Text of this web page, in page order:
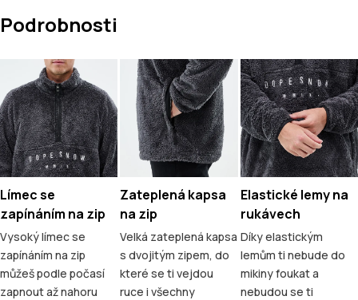
Podrobnosti
Límec se
zapínáním na zip
Vysoký límec se
zapínáním na zip
můžeš podle počasí
zapnout až nahoru
Zateplená kapsa
na zip
Velká zateplená kapsa
s dvojitým zipem, do
které se ti vejdou
ruce i všechny
Elastické lemy na
rukávech
Díky elastickým
lemům ti nebude do
mikiny foukat a
nebudou se ti